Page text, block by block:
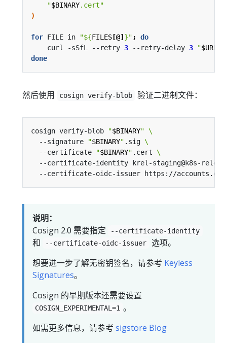
"$BINARY.cert"
)
for FILE in "${FILES [@] }" ;
do
    curl -sSfL --retry
3 --retry-delay 3 "$URL
done
然后使用 cosign verify-blob 验证二进制文件：
cosign verify-blob "$BINARY"
  --signature
"$BINARY" .sig
  --certificate
"$BINARY" .cert
--certificate-identity krel-staging@k8s-
说明：
Cosign 2.0 需要指定
--certificate-identity
和 --certificate-oidc-issuer
选项。
想要进一步了解无密钥签名，请参考 Keyless
Signatures。
Cosign 的早期版本还需要设置
COSIGN_EXPERIMENTAL=1 。
如需更多信息，请参考 sigstore Blog